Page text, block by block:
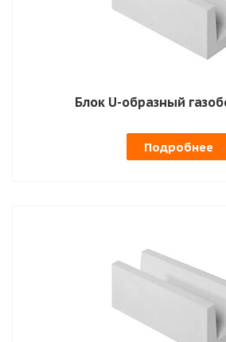
Блок U-образный
Подробнее